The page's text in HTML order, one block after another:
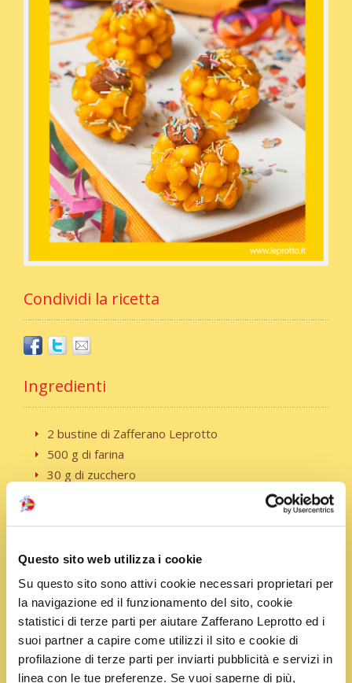
Questo sito web utilizza i cookie
Su questo sito sono attivi cookie necessari proprietari per
la navigazione ed il funzionamento del sito, cookie
statistici di terze parti per aiutare Zafferano Leprotto ed i
suoi partner a capire come utilizzi il sito e cookie di
profilazione di terze parti per inviarti pubblicità e servizi in
linea con le tue preferenze. Se vuoi saperne di più,
Condividi la ricetta
Ingredienti
2 bustine di Zafferano Leprotto
500 g di farina
30 g di zucchero
25 ml di acqua tiepida
3 uova
2 tuorli (uova medie)
1 scorza d’arancia
1 scorza di limone
olio di semi di girasole q.b.
600 g di miele millefiori